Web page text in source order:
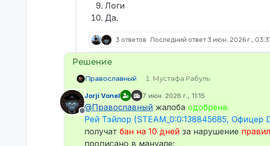
Логи
Да.
3 ответов Последний ответ3 июн. 2026 г., 03:31
Православный
Мустафа Рабуль
milkisbro
Не известно, какие-то два ДПД
Нету.
Не известно
7:24 вечера или 19:24 если угодно.
Не в сети
Jorji Vonel 7 июн. 2026 г., 11:15
отредактировано
@Православный жалоба одобрена.
Рей Тэйлор (STEAM_0:0:138845685, Офицер
получат бан на 10 дней за нарушение
прописано в мануале: